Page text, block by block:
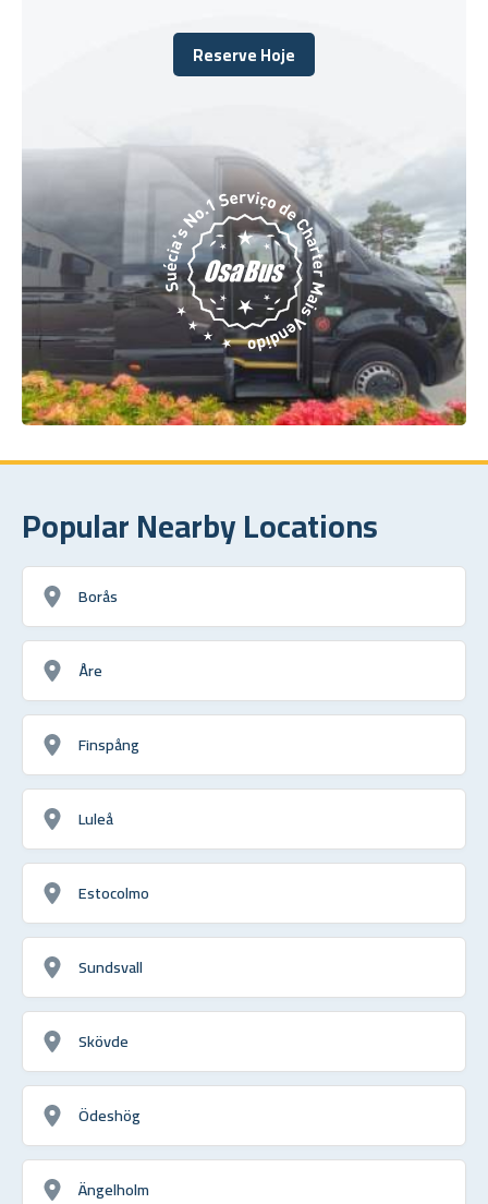
Reserve Hoje
Reserve Hoje
Popular Nearby Locations
Borås
Åre
Finspång
Luleå
Estocolmo
Sundsvall
Skövde
Ödeshög
Ängelholm